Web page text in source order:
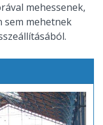
mehessenek,
sem mehetnek